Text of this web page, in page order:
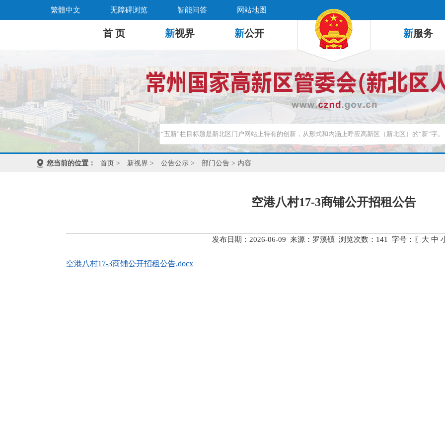
繁體中文 无障碍浏览 智能问答 网站地图
首 页 新视界 新公开 新服务
您当前的位置： 首页 > 新视界 > 公告公示 > 部门公告 > 内容
空港八村17-3商铺公开招租公告
发布日期：2026-06-09 来源：罗溪镇 浏览次数： 141 字号：〖 大 中
空港八村17-3商铺公开招租公告.docx